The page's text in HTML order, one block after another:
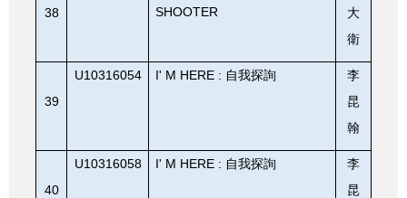
38
SHOOTER
大
衛
39
U10316054 I' M HERE : 自我探詢
李
昆
翰
40
U10316058 I' M HERE : 自我探詢
李
昆